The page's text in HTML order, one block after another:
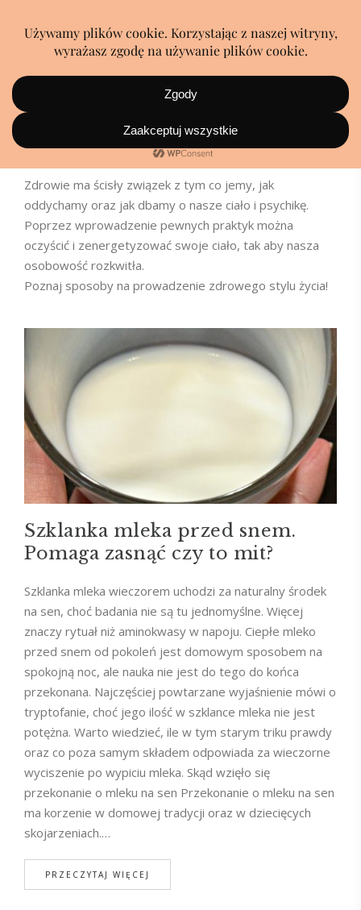
Styl życia
Zdrowie ma ścisły związek z tym co jemy, jak
oddychamy oraz jak dbamy o nasze ciało i psychikę.
Poprzez wprowadzenie pewnych praktyk można
oczyścić i zenergetyzować swoje ciało, tak aby nasza
osobowość rozkwitła.
Poznaj sposoby na prowadzenie zdrowego stylu życia!
Szklanka mleka przed snem.
Pomaga zasnąć czy to mit?
Szklanka mleka wieczorem uchodzi za naturalny środek
na sen, choć badania nie są tu jednomyślne. Więcej
znaczy rytuał niż aminokwasy w napoju. Ciepłe mleko
przed snem od pokoleń jest domowym sposobem na
spokojną noc, ale nauka nie jest do tego do końca
przekonana. Najczęściej powtarzane wyjaśnienie mówi o
tryptofanie, choć jego ilość w szklance mleka nie jest
potężna. Warto wiedzieć, ile w tym starym triku prawdy
oraz co poza samym składem odpowiada za wieczorne
wyciszenie po wypiciu mleka. Skąd wzięło się
przekonanie o mleku na sen Przekonanie o mleku na sen
ma korzenie w domowej tradycji oraz w dziecięcych
skojarzeniach.…
PRZECZYTAJ WIĘCEJ